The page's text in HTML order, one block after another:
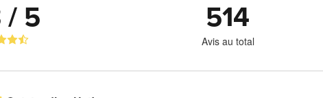
/ 5 514
Avis au total